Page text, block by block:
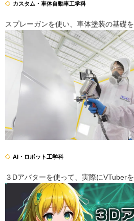
カスタム・車体自動車工学科
スプレーガンを使い、車体塗装の基礎を
AI・ロボット工学科
３Dアバターを使って、実際にVTuber